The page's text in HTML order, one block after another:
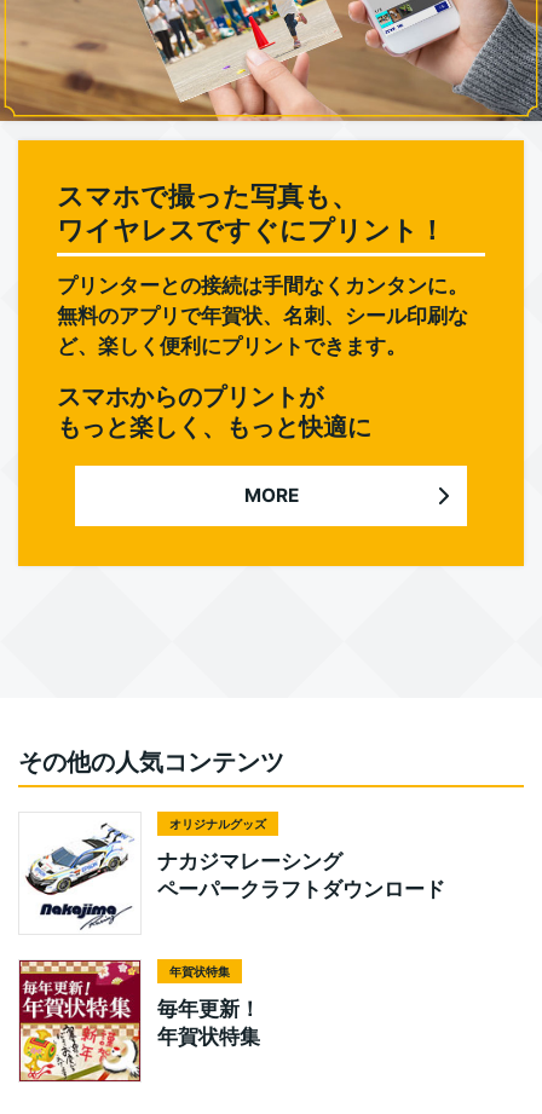
スマホで撮った写真も、
ワイヤレスですぐにプリント！
プリンターとの接続は手間なくカンタンに。
無料のアプリで年賀状、名刺、シール印刷な
ど、楽しく便利にプリントできます。
スマホからのプリントが
もっと楽しく、もっと快適に
MORE
その他の人気コンテンツ
オリジナルグッズ
ナカジマレーシング
ペーパークラフトダウンロード
年賀状特集
毎年更新！
年賀状特集